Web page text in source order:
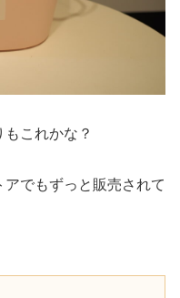
これかな？
でもずっと販売されて